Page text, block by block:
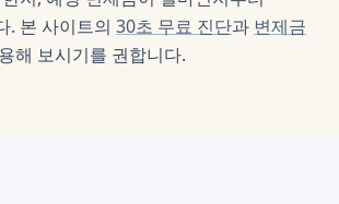
. 본 사이트의 30초 무료 진단과 변제금
해 보시기를 권합니다.